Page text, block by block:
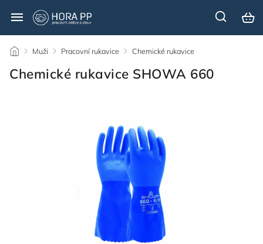
/ Muži / Pracovní rukavice / Chemické rukavice
Chemické rukavice SHOWA 660